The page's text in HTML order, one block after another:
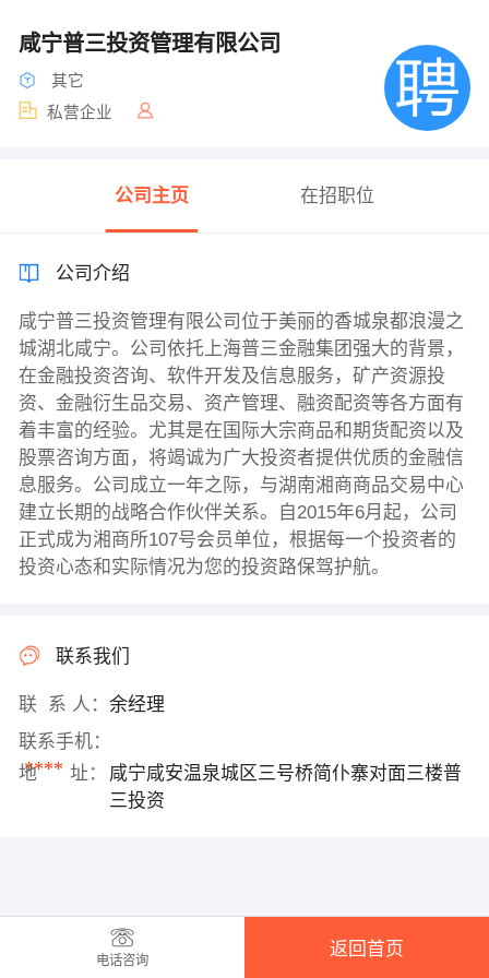
咸宁普三投资管理有限公司
其它
私营企业
公司主页 在招职位
公司介绍
咸宁普三投资管理有限公司位于美丽的香城泉都浪漫之
城湖北咸宁。公司依托上海普三金融集团强大的背景，
在金融投资咨询、软件开发及信息服务，矿产资源投
资、金融衍生品交易、资产管理、融资配资等各方面有
着丰富的经验。尤其是在国际大宗商品和期货配资以及
股票咨询方面，将竭诚为广大投资者提供优质的金融信
息服务。公司成立一年之际，与湖南湘商商品交易中心
建立长期的战略合作伙伴关系。自2015年6月起，公司
正式成为湘商所107号会员单位，根据每一个投资者的
投资心态和实际情况为您的投资路保驾护航。
联系我们
联 系 人： 余经理
联系手机：
****
地 址：
咸宁咸安温泉城区三号桥简仆寨对面三楼普
三投资
电话咨询
返回首页